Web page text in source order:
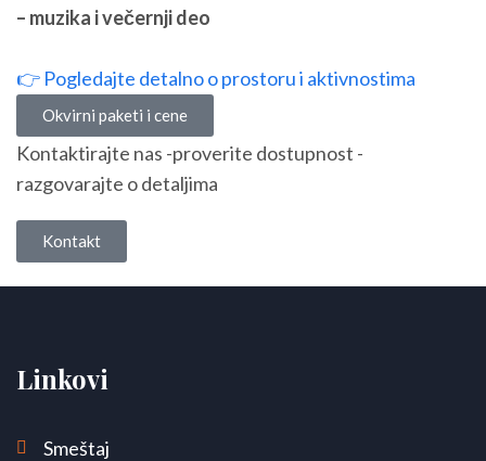
– muzika i večernji deo
👉 Pogledajte detalno o prostoru i aktivnostima
Okvirni paketi i cene
Kontaktirajte nas -proverite dostupnost -
razgovarajte o detaljima
Kontakt
Linkovi
Smeštaj